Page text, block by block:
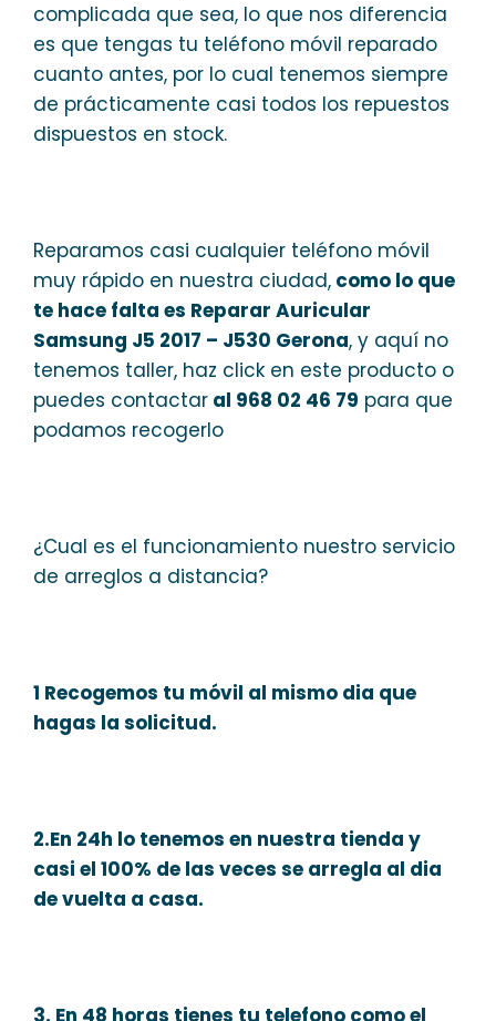
complicada que sea, lo que nos diferencia
es que tengas tu teléfono móvil reparado
cuanto antes, por lo cual tenemos siempre
de prácticamente casi todos los repuestos
dispuestos en stock.
Reparamos casi cualquier teléfono móvil
muy rápido en nuestra ciudad, como lo que
te hace falta es Reparar Auricular
Samsung J5 2017 – J530 Gerona, y aquí no
tenemos taller, haz click en este producto o
puedes contactar al 968 02 46 79 para que
podamos recogerlo
¿Cual es el funcionamiento nuestro servicio
de arreglos a distancia?
1 Recogemos tu móvil al mismo dia que
hagas la solicitud.
2.En 24h lo tenemos en nuestra tienda y
casi el 100% de las veces se arregla al dia
de vuelta a casa.
3. En 48 horas tienes tu telefono como el